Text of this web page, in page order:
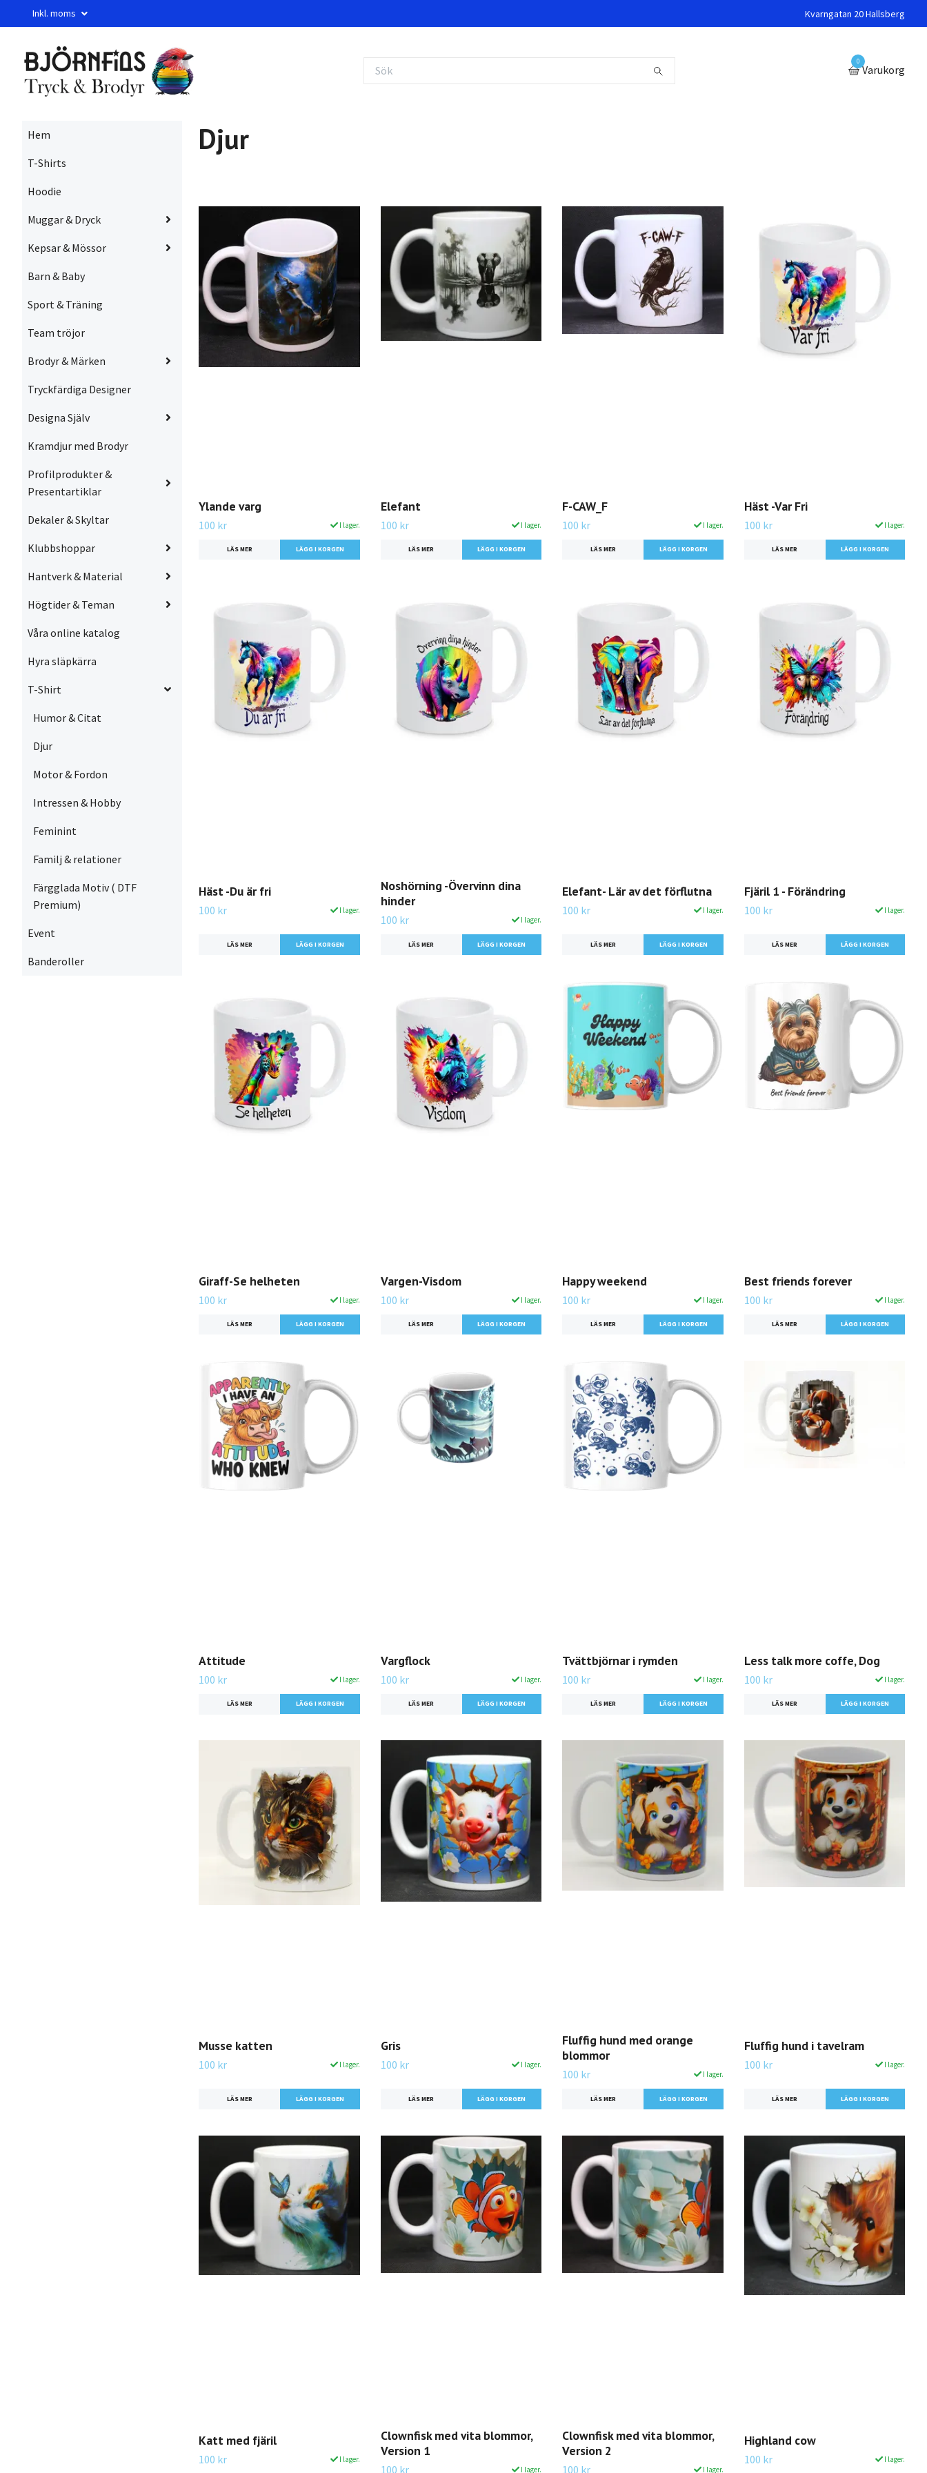
Inkl. moms Kvarngatan 20 Hallsberg
0
Varukorg
Hem
T-Shirts
Hoodie
Muggar & Dryck
Kepsar & Mössor
Barn & Baby
Sport & Träning
Team tröjor
Brodyr & Märken
Tryckfärdiga Designer
Designa Själv
Kramdjur med Brodyr
Profilprodukter &
Presentartiklar
Dekaler & Skyltar
Klubbshoppar
Hantverk & Material
Högtider & Teman
Våra online katalog
Hyra släpkärra
T-Shirt
Humor & Citat
Djur
Motor & Fordon
Intressen & Hobby
Feminint
Familj & relationer
Färgglada Motiv ( DTF
Premium)
Event
Banderoller
Djur
Ylande varg
100 kr I lager.
LÄS MER
Elefant
100 kr I lager.
LÄS MER
F-CAW_F
100 kr I lager.
LÄS MER
Häst -Var Fri
100 kr I lager.
LÄS MER
Häst -Du är fri
100 kr I lager.
LÄS MER
Noshörning -Övervinn dina
hinder
100 kr I lager.
LÄS MER
Elefant- Lär av det förflutna
100 kr I lager.
LÄS MER
Fjäril 1 - Förändring
100 kr I lager.
LÄS MER
Giraff-Se helheten
100 kr I lager.
LÄS MER
Vargen-Visdom
100 kr I lager.
LÄS MER
Happy weekend
100 kr I lager.
LÄS MER
Best friends forever
100 kr I lager.
LÄS MER
Attitude
100 kr I lager.
LÄS MER
Vargflock
100 kr I lager.
LÄS MER
Tvättbjörnar i rymden
100 kr I lager.
LÄS MER
Less talk more coffe, Dog
100 kr I lager.
LÄS MER
Musse katten
100 kr I lager.
LÄS MER
Gris
100 kr I lager.
LÄS MER
Fluffig hund med orange
blommor
100 kr I lager.
LÄS MER
Fluffig hund i tavelram
100 kr I lager.
LÄS MER
Katt med fjäril
100 kr I lager.
Clownfisk med vita blommor,
Version 1
100 kr I lager.
Clownfisk med vita blommor,
Version 2
100 kr I lager.
Highland cow
100 kr I lager.